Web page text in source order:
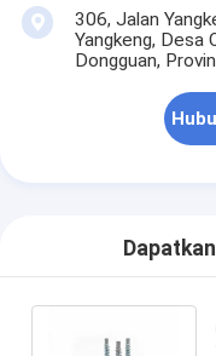
306, Jalan
Yangkeng, Desa
Dongguan,